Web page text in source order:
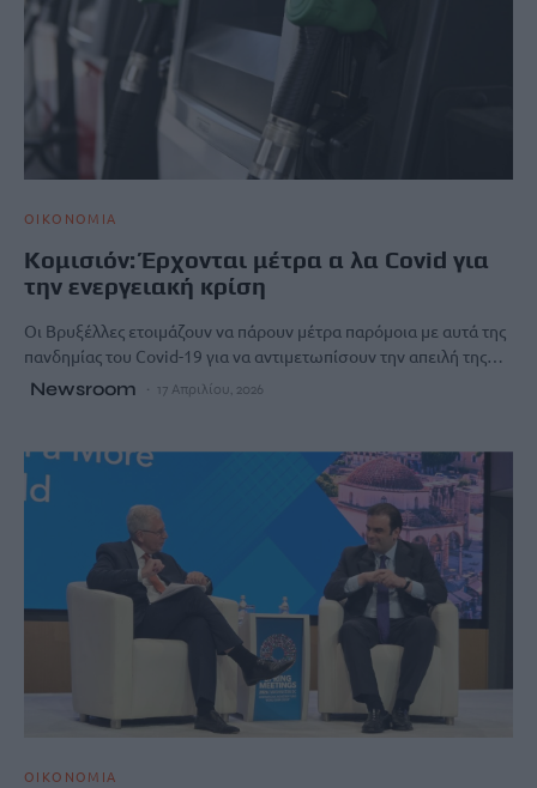
ΟΙΚΟΝΟΜΙΑ
Κομισιόν: Έρχονται μέτρα α λα Covid για
την ενεργειακή κρίση
Οι Βρυξέλλες ετοιμάζουν να πάρουν μέτρα παρόμοια με αυτά της
πανδημίας του Covid-19 για να αντιμετωπίσουν την απειλή της…
Newsroom 17 Απριλίου, 2026
ΟΙΚΟΝΟΜΙΑ